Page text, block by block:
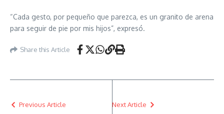
“Cada gesto, por pequeño que parezca, es un granito de arena
para seguir de pie por mis hijos”, expresó.
Share this Article
Previous Article Next Article